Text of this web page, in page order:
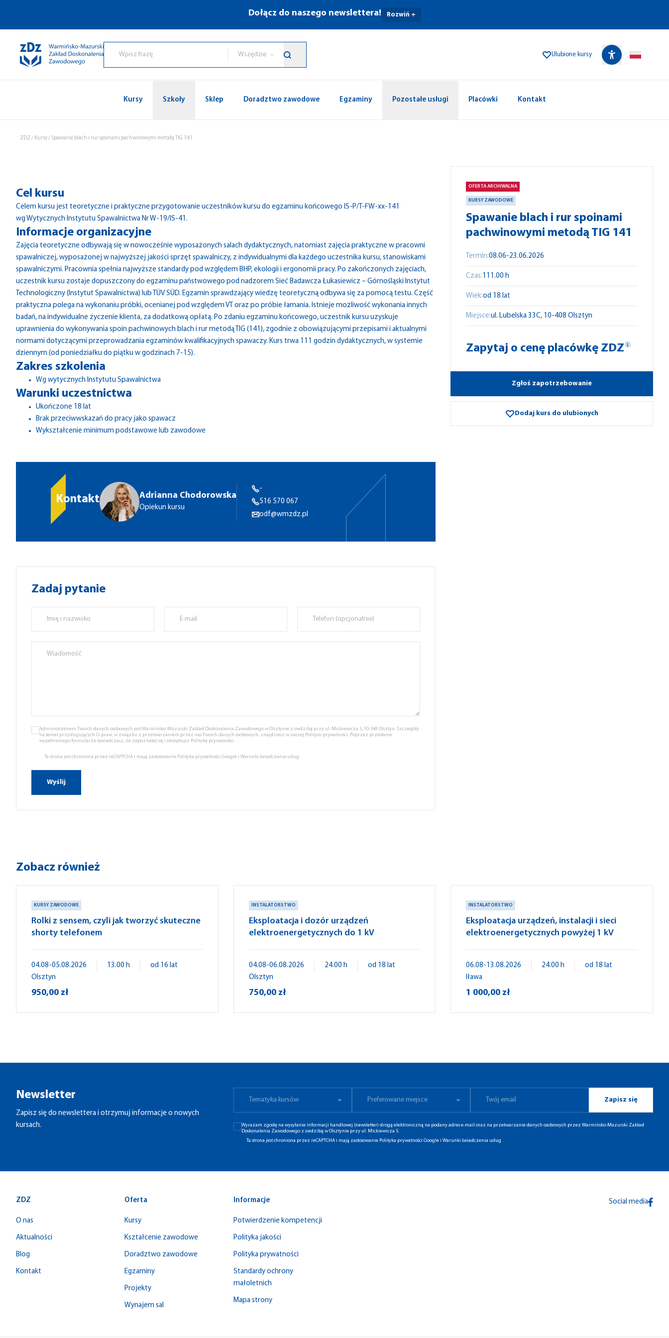
Dołącz do naszego newslettera! Rozwiń +
Wszędzie Ulubione kursy
Kursy Szkoły Sklep Doradztwo zawodowe Egzaminy Pozostałe usługi Placówki Kontakt
ZDZ/ Kursy/ Spawanie blach i rur spoinami pachwinowymi metodą TIG 141
Cel kursu
Celem kursu jest teoretyczne i praktyczne przygotowanie uczestników kursu do egzaminu końcowego IS-P/T-FW-xx-141
wg Wytycznych Instytutu Spawalnictwa Nr W-19/IS-41.
Informacje organizacyjne
Zajęcia teoretyczne odbywają się w nowocześnie wyposażonych salach dydaktycznych, natomiast zajęcia praktyczne w pracowni
spawalniczej, wyposażonej w najwyższej jakości sprzęt spawalniczy, z indywidualnymi dla każdego uczestnika kursu, stanowiskami
spawalniczymi. Pracownia spełnia najwyższe standardy pod względem BHP, ekologii i ergonomii pracy. Po zakończonych zajęciach,
uczestnik kursu zostaje dopuszczony do egzaminu państwowego pod nadzorem Sieć Badawcza Łukasiewicz – Górnośląski Instytut
Technologiczny (Instytut Spawalnictwa) lub TÜV SÜD. Egzamin sprawdzający wiedzę teoretyczną odbywa się za pomocą testu. Część
praktyczna polega na wykonaniu próbki, ocenianej pod względem VT oraz po próbie łamania. Istnieje możliwość wykonania innych
badań, na indywidualne życzenie klienta, za dodatkową opłatą. Po zdaniu egzaminu końcowego, uczestnik kursu uzyskuje
uprawnienia do wykonywania spoin pachwinowych blach i rur metodą TIG (141), zgodnie z obowiązującymi przepisami i aktualnymi
normami dotyczącymi przeprowadzania egzaminów kwalifikacyjnych spawaczy. Kurs trwa 111 godzin dydaktycznych, w systemie
dziennym (od poniedziałku do piątku w godzinach 7-15).
Zakres szkolenia
Wg wytycznych Instytutu Spawalnictwa
Warunki uczestnictwa
Ukończone 18 lat
Brak przeciwwskazań do pracy jako spawacz
Wykształcenie minimum podstawowe lub zawodowe
Kontakt Adrianna Chodorowska
Opiekun kursu
-
516 570 067
odf@wmzdz.pl
Zadaj pytanie
Administratorem Twoich danych osobowych jest Warmińsko-Mazurski Zakład Doskonalenia Zawodowego w Olsztynie z siedzibą przy ul. Mickiewicza 5, 10-548 Olsztyn. Szczegóły
na temat przysługujących Ci praw, w związku z przetwarzaniem przez nas Twoich danych osobowych, znajdziesz w naszej Polityce prywatności. Poprzez przesłanie
wypełnionego formularza oświadczasz, że zapoznałeś się i akceptujsz Politykę prywatności.
Ta strona jest chroniona przez reCAPTCHA i mają zastosowanie Polityka prywatności Google i Warunki świadczenia usług
OFERTA ARCHIWALNA
KURSY ZAWODOWE
Spawanie blach i rur spoinami
pachwinowymi metodą TIG 141
Termin:08.06-23.06.2026
Czas: 111.00 h
Wiek:od 18 lat
Miejsce:ul.Lubelska 33C, 10-408 Olsztyn
Zapytaj o cenę placówkę ZDZ
Zgłoś zapotrzebowanie
Dodaj kurs do ulubionych
Zobacz również
KURSY ZAWODOWE
Rolki z sensem, czyli jak tworzyć skuteczne
shorty telefonem
04.08-05.08.2026 13.00 h
od 16 lat
Olsztyn
950,00 zł
INSTALATORSTWO
Eksploatacja i dozór urządzeń
elektroenergetycznych do 1 kV
04.08-06.08.2026 24.00 h
od 18 lat
Olsztyn
750,00 zł
INSTALATORSTWO
Eksploatacja urządzeń, instalacji i sieci
elektroenergetycznych powyżej 1 kV
06.08-13.08.2026 24.00 h
od 18 lat
Iława
1 000,00 zł
Newsletter
Zapisz się do newslettera i otrzymuj informacje o nowych
kursach.
Tematyka kursów
Preferowane miejsce
Zapisz się
Wyrażam zgodę na wysyłanie informacji handlowej (newsletter) drogą elektroniczną na podany adres e-mail oraz na przetwarzanie danych osobowych przez Warmińsko-Mazurski Zakład
Doskonalenia Zawodowego z siedzibą w Olsztynie przy ul. Mickiewicza 5.
Ta strona jest chroniona przez reCAPTCHA i mają zastosowanie Polityka prywatności Googlei Warunki świadczenia usług
ZDZ
O nas
Aktualności
Blog
Kontakt
Oferta
Kursy
Kształcenie zawodowe
Doradztwo zawodowe
Egzaminy
Projekty
Wynajem sal
Informacje
Potwierdzenie kompetencji
Polityka jakości
Polityka prywatności
Standardy ochrony
małoletnich
Mapa strony
Social media